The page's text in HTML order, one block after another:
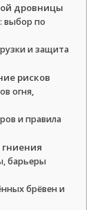
дровницы
выбор по
и защита
рисков
огня,
и правила
барьеры
брёвен и